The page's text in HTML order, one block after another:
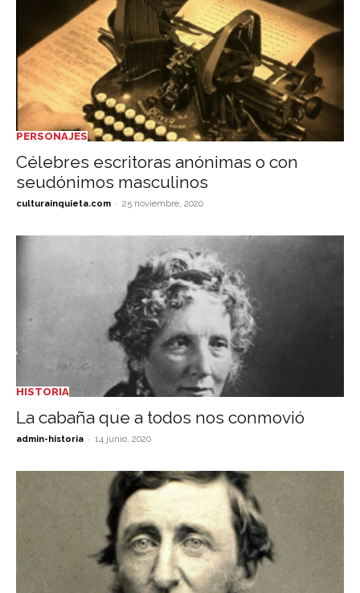
PERSONAJES
Célebres escritoras anónimas o con
seudónimos masculinos
culturainquieta.com - 25 noviembre, 2020
HISTORIA
La cabaña que a todos nos conmovió
admin-historia - 14 junio, 2020